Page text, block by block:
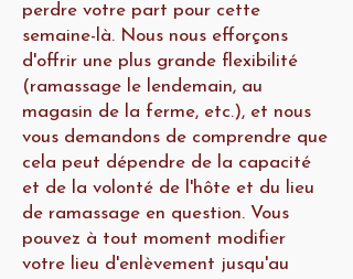
perdre votre part pour cette
semaine-là. Nous nous efforçons
d'offrir une plus grande flexibilité
(ramassage le lendemain, au
magasin de la ferme, etc.), et nous
vous demandons de comprendre que
cela peut dépendre de la capacité
et de la volonté de l'hôte et du lieu
de ramassage en question. Vous
pouvez à tout moment modifier
votre lieu d'enlèvement jusqu'au